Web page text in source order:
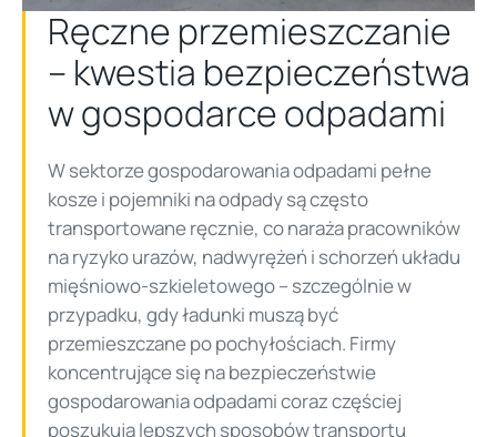
Ręczne przemieszczanie
– kwestia bezpieczeństwa
w gospodarce odpadami
W sektorze gospodarowania odpadami pełne
kosze i pojemniki na odpady są często
transportowane ręcznie, co naraża pracowników
na ryzyko urazów, nadwyrężeń i schorzeń układu
mięśniowo-szkieletowego – szczególnie w
przypadku, gdy ładunki muszą być
przemieszczane po pochyłościach. Firmy
koncentrujące się na bezpieczeństwie
gospodarowania odpadami coraz częściej
poszukują lepszych sposobów transportu